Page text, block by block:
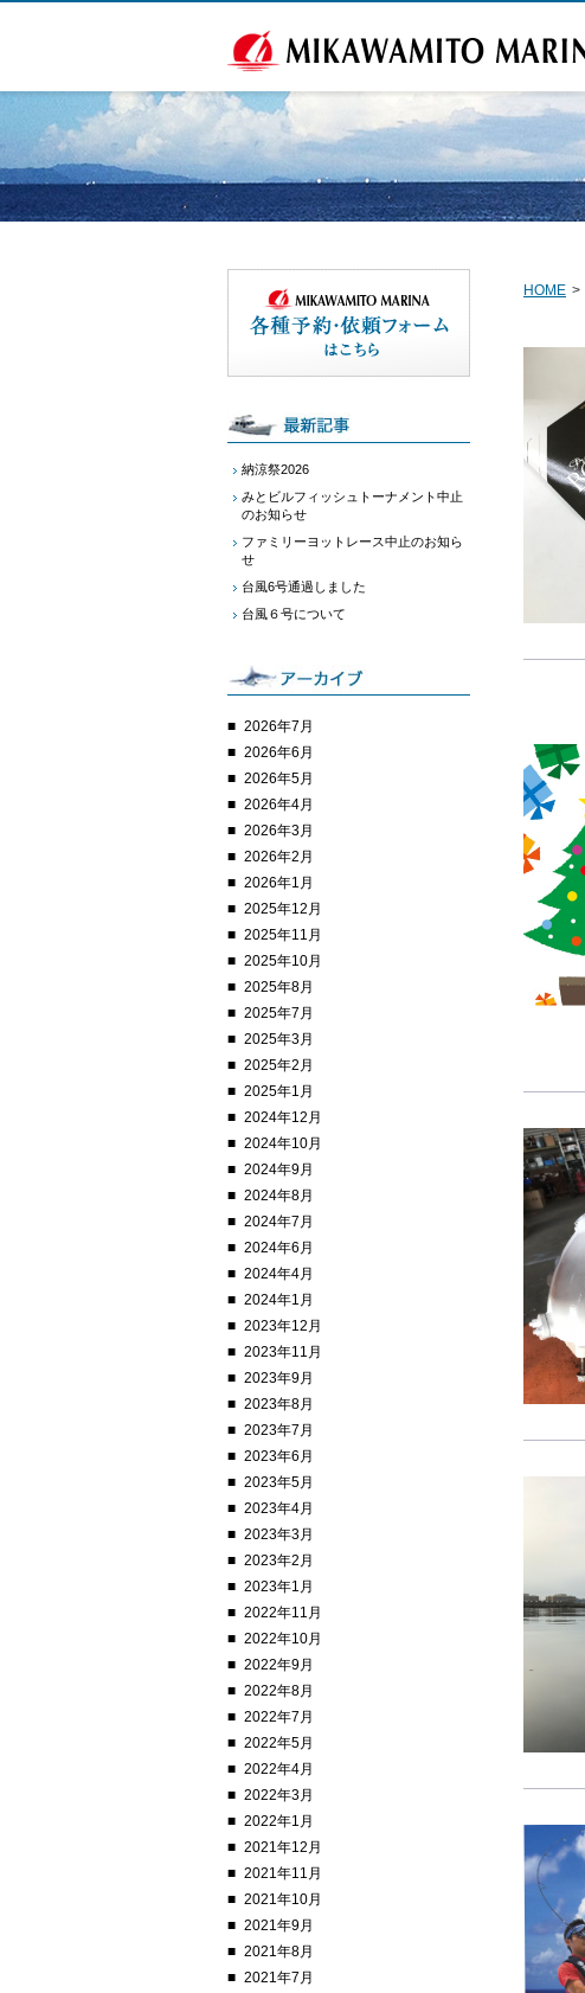
HOME >
納涼祭2026
みとビルフィッシュトーナメント中止
のお知らせ
ファミリーヨットレース中止のお知ら
せ
台風6号通過しました
台風６号について
2026年7月
2026年6月
2026年5月
2026年4月
2026年3月
2026年2月
2026年1月
2025年12月
2025年11月
2025年10月
2025年8月
2025年7月
2025年3月
2025年2月
2025年1月
2024年12月
2024年10月
2024年9月
2024年8月
2024年7月
2024年6月
2024年4月
2024年1月
2023年12月
2023年11月
2023年9月
2023年8月
2023年7月
2023年6月
2023年5月
2023年4月
2023年3月
2023年2月
2023年1月
2022年11月
2022年10月
2022年9月
2022年8月
2022年7月
2022年5月
2022年4月
2022年3月
2022年1月
2021年12月
2021年11月
2021年10月
2021年9月
2021年8月
2021年7月